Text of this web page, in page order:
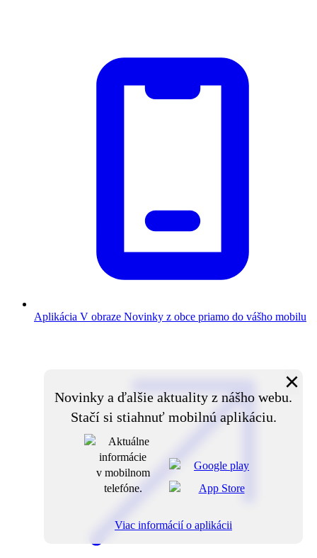
Aplikácia V obraze Novinky z obce priamo do vášho mobilu
Novinky a ďalšie aktuality z nášho webu.
Stačí si stiahnuť mobilnú aplikáciu.
×
Viac informácií o aplikácii